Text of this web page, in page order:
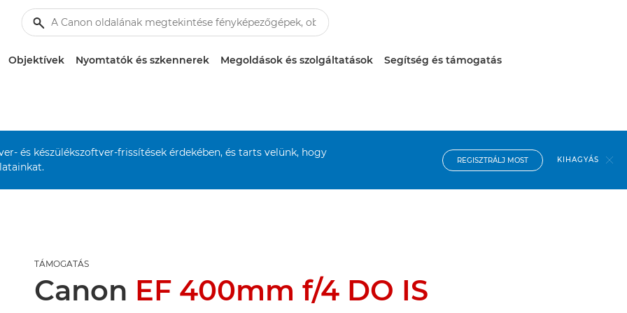
Objektívek Nyomtatók és szkennerek Megoldások és szolgáltatások Segítség és támogatás
és készülékszoftver-frissítések érdekében, és tarts velünk, hogy
REGISZTRÁLJ MOST KIHAGYÁS
TÁMOGATÁS
Canon EF 400mm f/4 DO IS